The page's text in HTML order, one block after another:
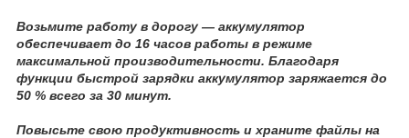
Возьмите работу в дорогу — аккумулятор
обеспечивает до 16 часов работы в режиме
максимальной производительности. Благодаря
функции быстрой зарядки аккумулятор заряжается до
50 % всего за 30 минут.
Повысьте свою продуктивность и храните файлы на